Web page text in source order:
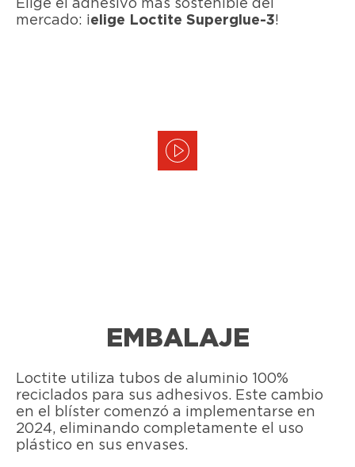
Elige el adhesivo más sostenible del
mercado: ¡elige Loctite Superglue-3!
EMBALAJE
Loctite utiliza tubos de aluminio 100%
reciclados para sus adhesivos. Este cambio
en el blíster comenzó a implementarse en
2024, eliminando completamente el uso
plástico en sus envases.